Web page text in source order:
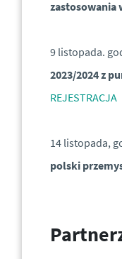
zastosowania
9 listopada.
2023/2024 z
REJESTRACJA
14 listopada,
polski